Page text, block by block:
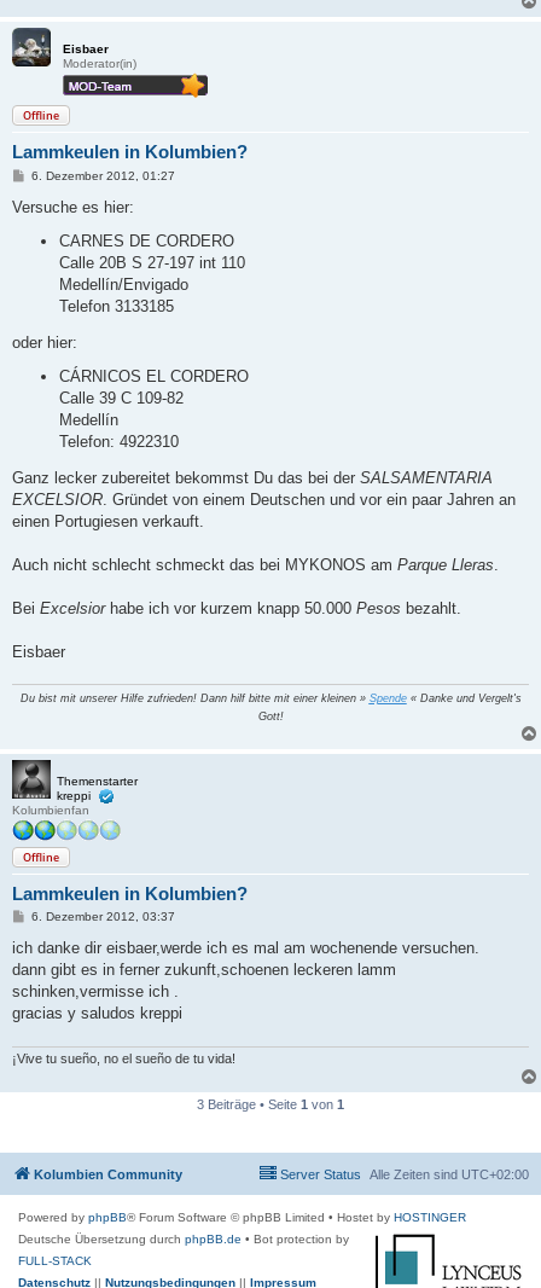
Eisbaer
Moderator(in)
Offline
Lammkeulen in Kolumbien?
B
i
6. Dezember 2012, 01:27
Versuche es hier:
CARNES DE CORDERO
Calle 20B S 27-197 int 110
Medellín/Envigado
Telefon 3133185
oder hier:
CÁRNICOS EL CORDERO
Calle 39 C 109-82
Medellín
Telefon: 4922310
Ganz lecker zubereitet bekommst Du das bei der SALSAMENTARIA
EXCELSIOR . Gründet von einem Deutschen und vor ein paar Jahren an
einen Portugiesen verkauft.
Auch nicht schlecht schmeckt das bei MYKONOS am Parque Lleras
Bei Excelsiorhabe ich vor kurzem knapp 50.000 Pesos bezahlt.
Eisbaer
Du bist mit unserer Hilfe zufrieden! Dann hilf bitte mit einer kleinen » Spende« Danke und Vergelt's
Gott!
Themenstarter
kreppi
Kolumbienfan
Offline
Lammkeulen in Kolumbien?
B
i
r
a
6. Dezember 2012, 03:37
ich danke dir eisbaer,werde ich es mal am wochenende versuchen.
dann gibt es in ferner zukunft,schoenen leckeren lamm
schinken,vermisse ich .
gracias y saludos kreppi
¡Vive tu sueño, no el sueño de tu vida!
3 Beiträge • Seite 1 von 1
Kolumbien Community Alle Zeiten sind UTC+02:00
Server Status
Powered by phpBB® Forum Software © phpBB Limited • Hostet by HOSTINGER
Deutsche Übersetzung durch phpBB.de • Bot protection by
FULL-STACK
Datenschutz || Nutzungsbedingungen || Impressum